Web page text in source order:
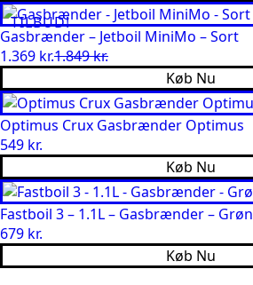
TILBUD!
Gasbrænder – Jetboil MiniMo – Sort
1.849kr.
Den
oprindelige
pris
var:
1.849 kr..
1.369 kr.
Den
aktuelle
pris
er:
1.369 kr..
Køb Nu
Optimus Crux Gasbrænder Optimus
549 kr.
Køb Nu
Fastboil 3 – 1.1L – Gasbrænder – Grøn
679 kr.
Køb Nu